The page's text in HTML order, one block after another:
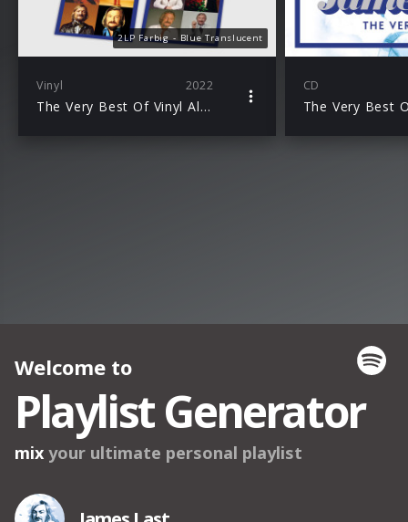
2LP Farbig - Blue Translucent
Vinyl 2022
The Very Best Of Vinyl Album
CD
The Very Best